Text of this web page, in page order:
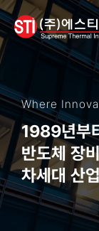
Where
1989년부
반도체 장
차세대 산